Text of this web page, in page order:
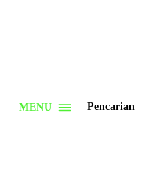
MENU Pencarian